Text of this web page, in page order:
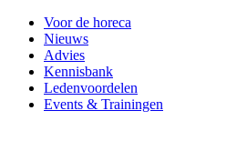
Voor de horeca
Nieuws
Advies
Kennisbank
Ledenvoordelen
Events & Trainingen